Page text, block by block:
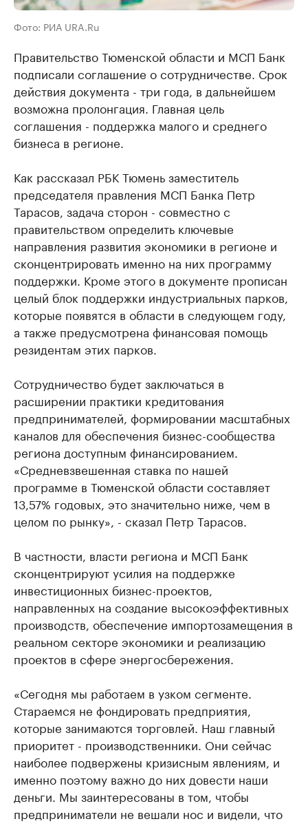
Фото: РИА URA.Ru
Правительство Тюменской области и МСП Банк
подписали соглашение о сотрудничестве. Срок
действия документа - три года, в дальнейшем
возможна пролонгация. Главная цель
соглашения - поддержка малого и среднего
бизнеса в регионе.
Как рассказал РБК Тюмень заместитель
председателя правления МСП Банка Петр
Тарасов, задача сторон - совместно с
правительством определить ключевые
направления развития экономики в регионе и
сконцентрировать именно на них программу
поддержки. Кроме этого в документе прописан
целый блок поддержки индустриальных парков,
которые появятся в области в следующем году,
а также предусмотрена финансовая помощь
резидентам этих парков.
Сотрудничество будет заключаться в
расширении практики кредитования
предпринимателей, формировании масштабных
каналов для обеспечения бизнес-сообщества
региона доступным финансированием.
«Средневзвешенная ставка по нашей
программе в Тюменской области составляет
13,57% годовых, это значительно ниже, чем в
целом по рынку», - сказал Петр Тарасов.
В частности, власти региона и МСП Банк
сконцентрируют усилия на поддержке
инвестиционных бизнес-проектов,
направленных на создание высокоэффективных
производств, обеспечение импортозамещения в
реальном секторе экономики и реализацию
проектов в сфере энергосбережения.
«Сегодня мы работаем в узком сегменте.
Стараемся не фондировать предприятия,
которые занимаются торговлей. Наш главный
приоритет - производственники. Они сейчас
наиболее подвержены кризисным явлениям, и
именно поэтому важно до них довести наши
деньги. Мы заинтересованы в том, чтобы
предприниматели не вешали нос и видели, что